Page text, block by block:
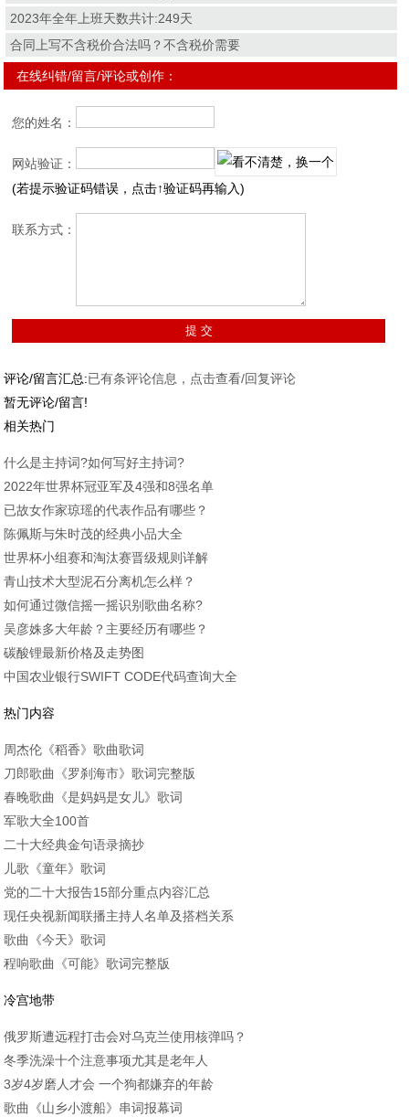
2023年全年上班天数共计:249天
合同上写不含税价合法吗？不含税价需要
在线纠错/留言/评论或创作：
您的姓名：
网站验证：
(若提示验证码错误，点击↑验证码再输入)
联系方式：
评论/留言汇总:已有条评论信息，点击查看/回复评论
暂无评论/留言!
相关热门
什么是主持词?如何写好主持词?
2022年世界杯冠亚军及4强和8强名单
已故女作家琼瑶的代表作品有哪些？
陈佩斯与朱时茂的经典小品大全
世界杯小组赛和淘汰赛晋级规则详解
青山技术大型泥石分离机怎么样？
如何通过微信摇一摇识别歌曲名称?
吴彦姝多大年龄？主要经历有哪些？
碳酸锂最新价格及走势图
中国农业银行SWIFT CODE代码查询大全
热门内容
周杰伦《稻香》歌曲歌词
刀郎歌曲《罗刹海市》歌词完整版
春晚歌曲《是妈妈是女儿》歌词
军歌大全100首
二十大经典金句语录摘抄
儿歌《童年》歌词
党的二十大报告15部分重点内容汇总
现任央视新闻联播主持人名单及搭档关系
歌曲《今天》歌词
程响歌曲《可能》歌词完整版
冷宫地带
俄罗斯遭远程打击会对乌克兰使用核弹吗？
冬季洗澡十个注意事项尤其是老年人
3岁4岁磨人才会 一个狗都嫌弃的年龄
歌曲《山乡小渡船》串词报幕词